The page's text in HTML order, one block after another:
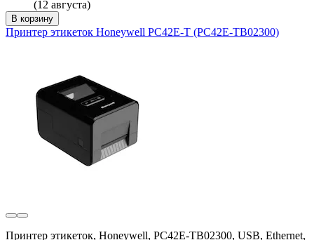
(12 августа)
В корзину
Принтер этикеток Honeywell PC42E-T (PC42E-TB02300)
Принтер этикеток, Honeywell, PC42E-TB02300, USB, Ethernet,